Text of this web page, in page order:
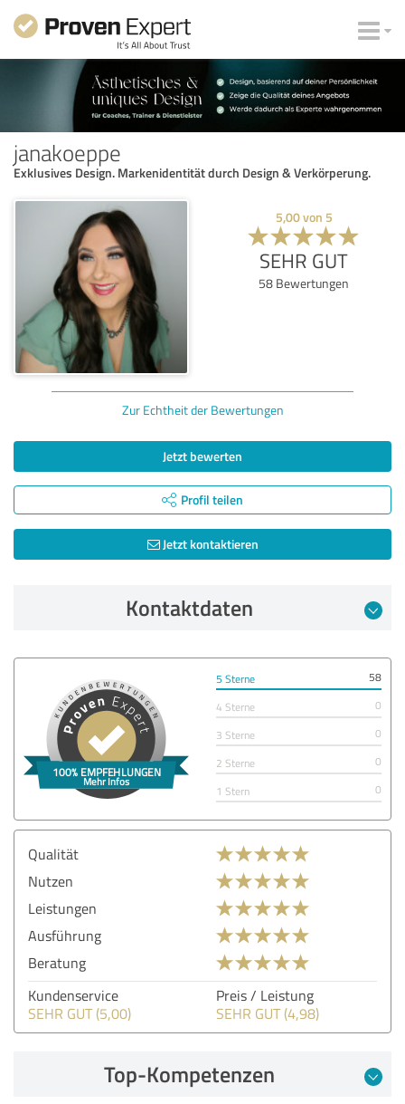
janakoeppe
Exklusives Design. Markenidentität durch Design & Verkörperung.
5,00von 5
SEHR GUT
58 Bewertungen
Zur Echtheit der Bewertungen
Jetzt bewerten
Profil teilen
Jetzt kontaktieren
Kontaktdaten
5 Sterne
58
4 Sterne
0
3 Sterne
0
2 Sterne
0
1 Stern
0
Qualität
Nutzen
Leistungen
Ausführung
Beratung
Kundenservice
SEHR GUT (5,00)
Preis / Leistung
SEHR GUT (4,98)
Top-Kompetenzen